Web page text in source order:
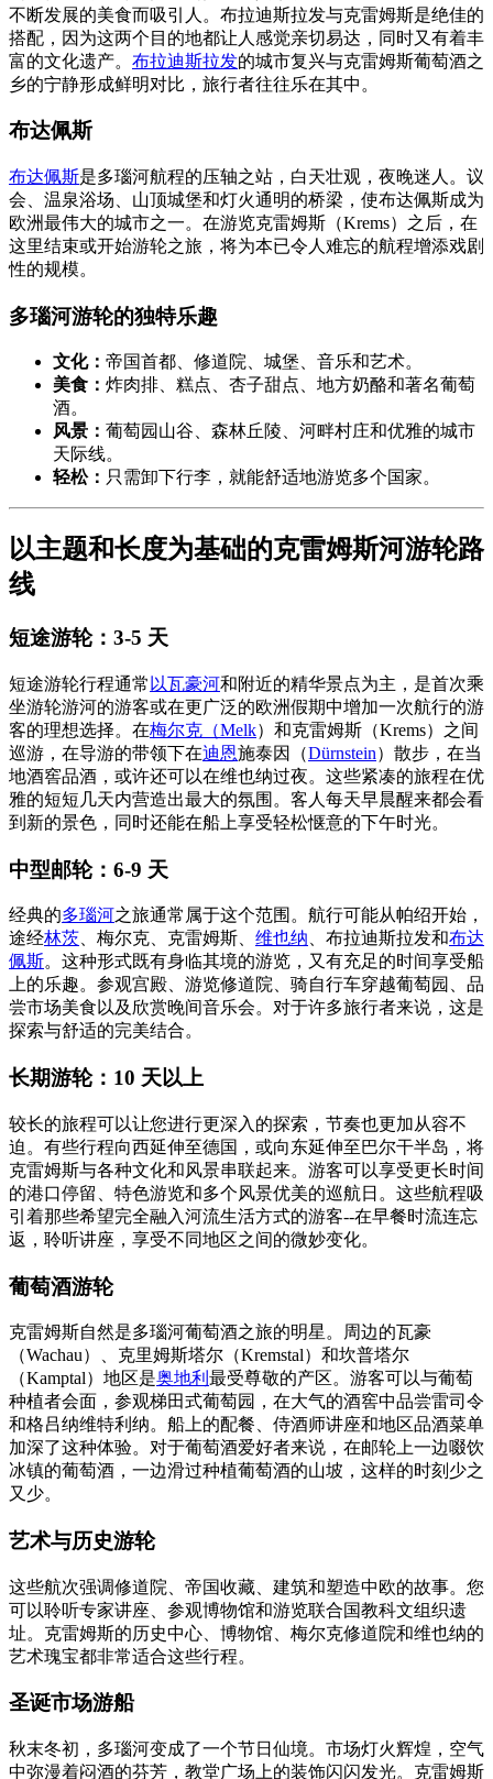
不断发展的美食而吸引人。布拉迪斯拉发与克雷姆斯是绝佳的
搭配，因为这两个目的地都让人感觉亲切易达，同时又有着丰
富的文化遗产。 布拉迪斯拉发的城市复兴与克雷姆斯葡萄酒之
乡的宁静形成鲜明对比，旅行者往往乐在其中。
布达佩斯
布达佩斯是多瑙河航程的压轴之站，白天壮观，夜晚迷人。议
会、温泉浴场、山顶城堡和灯火通明的桥梁，使布达佩斯成为
欧洲最伟大的城市之一。在游览克雷姆斯（Krems）之后，在
这里结束或开始游轮之旅，将为本已令人难忘的航程增添戏剧
性的规模。
多瑙河游轮的独特乐趣
文化： 帝国首都、修道院、城堡、音乐和艺术。
美食： 炸肉排、糕点、杏子甜点、地方奶酪和著名葡萄
酒。
风景： 葡萄园山谷、森林丘陵、河畔村庄和优雅的城市
天际线。
轻松： 只需卸下行李，就能舒适地游览多个国家。
以主题和长度为基础的克雷姆斯河游轮路
线
短途游轮：3-5 天
短途游轮行程通常 以瓦豪河和附近的精华景点为主，是首次乘
坐游轮游河的游客或在更广泛的欧洲假期中增加一次航行的游
客的理想选择。在梅尔克（Melk）和克雷姆斯（Krems）之间
巡游，在导游的带领下在迪恩施泰因（Dürnstein）散步，在当
地酒窖品酒，或许还可以在维也纳过夜。这些紧凑的旅程在优
雅的短短几天内营造出最大的氛围。客人每天早晨醒来都会看
到新的景色，同时还能在船上享受轻松惬意的下午时光。
中型邮轮：6-9 天
经典的多瑙河之旅通常属于这个范围。航行可能从帕绍开始，
途经林茨 、梅尔克、克雷姆斯、 维也纳 、布拉迪斯拉发和布达
佩斯。这种形式既有身临其境的游览，又有充足的时间享受船
上的乐趣。参观宫殿、游览修道院、骑自行车穿越葡萄园、品
尝市场美食以及欣赏晚间音乐会。对于许多旅行者来说，这是
探索与舒适的完美结合。
长期游轮：10 天以上
较长的旅程可以让您进行更深入的探索，节奏也更加从容不
迫。有些行程向西延伸至德国，或向东延伸至巴尔干半岛，将
克雷姆斯与各种文化和风景串联起来。游客可以享受更长时间
的港口停留、特色游览和多个风景优美的巡航日。这些航程吸
引着那些希望完全融入河流生活方式的游客--在早餐时流连忘
返，聆听讲座，享受不同地区之间的微妙变化。
葡萄酒游轮
克雷姆斯自然是多瑙河葡萄酒之旅的明星。周边的瓦豪
（Wachau）、克里姆斯塔尔（Kremstal）和坎普塔尔
（Kamptal）地区是奥地利 最受尊敬的产区。游客可以与葡萄
种植者会面，参观梯田式葡萄园，在大气的酒窖中品尝雷司令
和格吕纳维特利纳。船上的配餐、侍酒师讲座和地区品酒菜单
加深了这种体验。对于葡萄酒爱好者来说，在邮轮上一边啜饮
冰镇的葡萄酒，一边滑过种植葡萄酒的山坡，这样的时刻少之
又少。
艺术与历史游轮
这些航次强调修道院、帝国收藏、建筑和塑造中欧的故事。您
可以聆听专家讲座、参观博物馆和游览联合国教科文组织遗
址。克雷姆斯的历史中心、博物馆、梅尔克修道院和维也纳的
艺术瑰宝都非常适合这些行程。
圣诞市场游船
秋末冬初，多瑙河变成了一个节日仙境。市场灯火辉煌，空气
中弥漫着闷酒的芬芳，教堂广场上的装饰闪闪发光。克雷姆斯